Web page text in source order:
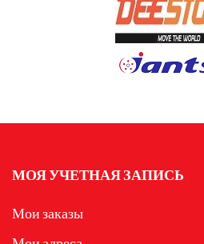
МОЯ УЧЕТНАЯ ЗАПИСЬ
Мои заказы